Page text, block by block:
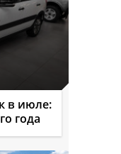
в июле:
года